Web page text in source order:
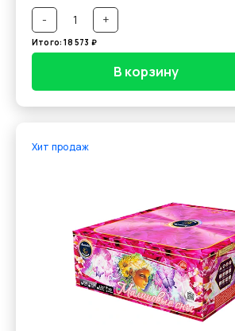
- +
Итого:18 573 ₽
В корзину
Хит продаж